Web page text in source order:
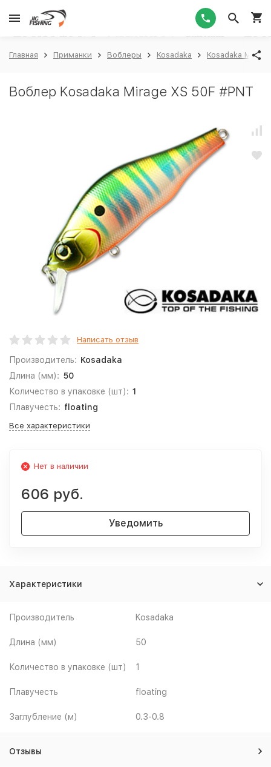
Главная Приманки Воблеры Kosadaka Kosadaka Mirage
Воблер Kosadaka Mirage XS 50F #PNT
Написать отзыв
Производитель: Kosadaka
Длина (мм): 50
Количество в упаковке (шт): 1
Плавучесть: floating
Все характеристики
Нет в наличии
606 руб.
Уведомить
Характеристики
Производитель Kosadaka
Длина (мм) 50
Количество в упаковке (шт) 1
Плавучесть floating
Заглубление (м) 0.3-0.8
Отзывы